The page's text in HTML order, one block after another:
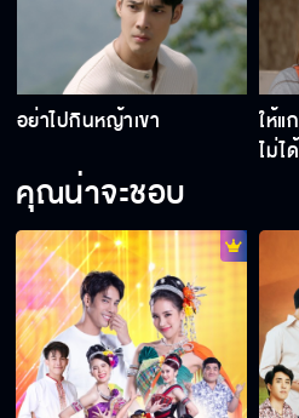
เจ้าสาวบ้านไ
อย่าไปกินหญ้าเขา
ให้
ไม่ไ
คุณน่าจะชอบ